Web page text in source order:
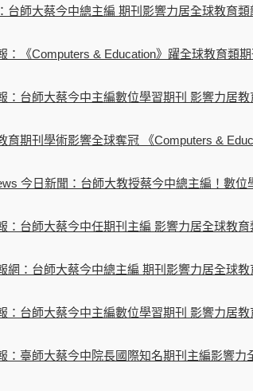
台師大蔡今中總主編 期刊影響力居全球教育類
：《Computers & Education》躍全球教育類
：台師大蔡今中主編數位學習期刊 影響力居
育期刊學術影響全球奪冠 《Computers &
今日新聞：台師大教授蔡今中總主編！數
：台師大蔡今中任期刊主編 影響力居全球教育
網：台師大蔡今中總主編 期刊影響力居全球教
：台師大蔡今中主編數位學習期刊 影響力居
：臺師大蔡今中院長國際知名期刊主編影響力